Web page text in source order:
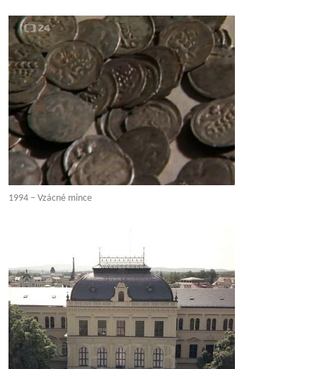
1994 – Vzácné mince